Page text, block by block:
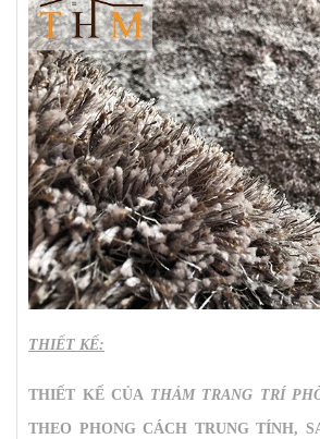
THIẾT KẾ:
THIẾT KẾ CỦA THẢM TRANG TRÍ
THEO PHONG CÁCH TRUNG TÍNH,